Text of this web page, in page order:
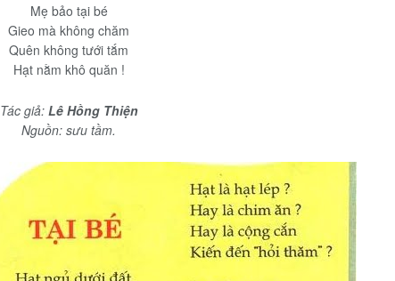
Mẹ bảo tại bé
Gieo mà không chăm
Quên không tưới tắm
Hạt nằm khô quăn !
Tác giả: Lê Hồng Thiện
Nguồn: sưu tầm.